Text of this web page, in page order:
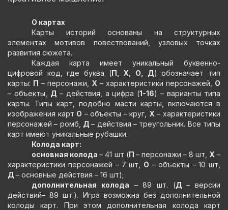
О картах
Карты историй основаны на структурных
элементах мотивов повествований, узловых точках
развития сюжета.
Каждая карта имеет уникальный буквенно-
цифровой код, где буква (П, Х, О, Д) обозначает тип
карты: П – персонажи, Х – характеристики персонажей, О
– объекты, Д – действия, а цифра (1-16) – варианты типа
карты. Типы карт, подобно масти карты, включаются в
изображения карт О – объекты – круг, Х – характеристики
персонажей – ромб, Д– действия – треугольник. Все типы
карт имеют уникальные рубашки.
Колода карт:
основная колода– 41 шт (П – персонажи – 8 шт, Х –
характеристики персонажей – 7 шт, О – объекты – 10 шт,
Д – основные действия – 16 шт);
дополнительная колода – 89 шт. (Д– версии
действий– 89 шт.). Игра возможна без дополнительной
колоды карт. При этом дополнительная колода карт